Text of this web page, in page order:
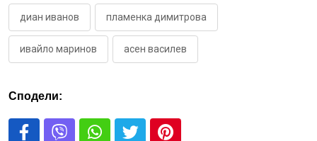
диан иванов пламенка димитрова
ивайло маринов асен василев
Сподели: